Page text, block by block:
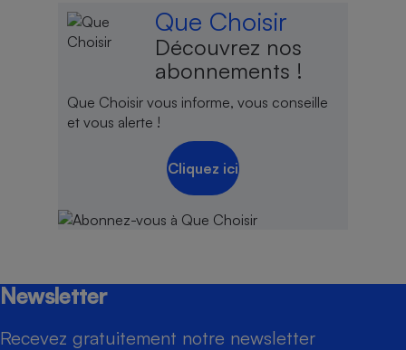
Que Choisir
Découvrez nos
abonnements !
Que Choisir vous informe, vous conseille
et vous alerte !
Cliquez ici
Newsletter
Recevez gratuitement notre newsletter